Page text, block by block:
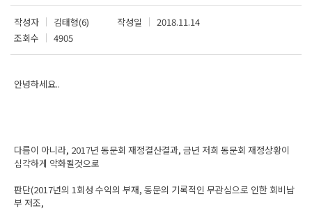
작성자 김태형(6) 작성일
2018.11.14
조회수
4905
안녕하세요..
다름이 아니라, 2017년 동문회 재정결산결과, 금년 저희 동문회 재정상황이
심각하게 악화될것으로
판단(2017년의 1회성 수익의 부재, 동문의 기록적인 무관심으로 인한 회비납
부 저조,